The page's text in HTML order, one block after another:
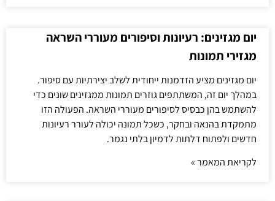
יום מגזינים: רעיונות וסיפורים מעוררי השראה
מגזירי תמונות
יום מגזינים מציע הזדמנות ייחודית לשלב יצירתיות עם סיפור.
במהלך יום זה, המשתתפים גוזרים תמונות ממגזינים שונים כדי
להשתמש בהן כבסיס לסיפורים מעוררי השראה. הפעולה הזו
מתמקדת בהנאה ובחקר, כשכל תמונה יכולה לעורר רעיונות
חדשים ולפתוח דלתות לדמיון בלתי נגמר.
לקריאת המאמר »